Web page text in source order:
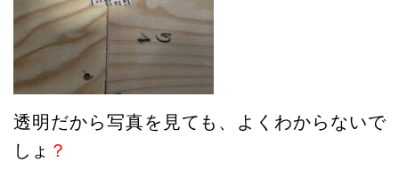
透明だから写真を見ても、よくわからないで
しょ ？